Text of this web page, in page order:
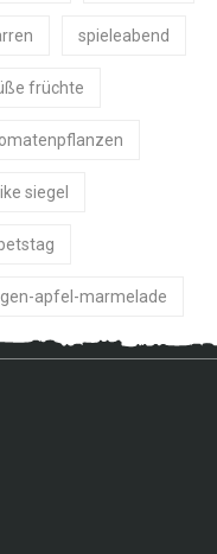
spieleabend
früchte
siegel
apfel-marmelade